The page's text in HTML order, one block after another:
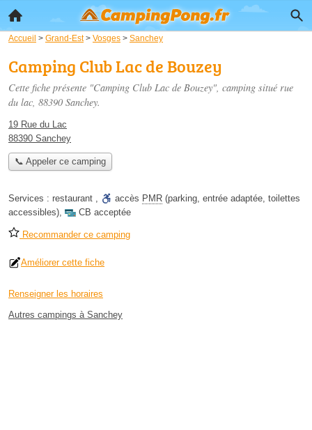
Accueil > Grand-Est> Vosges > Sanchey
Camping Club Lac de Bouzey
Cette fiche présente "Camping Club Lac de Bouzey", camping situé rue
du lac, 88390 Sanchey.
19 Rue du Lac
88390 Sanchey
📞 Appeler ce camping
Services : restaurant , accès PMR (parking, entrée adaptée, toilettes
accessibles), CB acceptée
Recommander ce camping
Améliorer cette fiche
Renseigner les horaires
Autres campings à Sanchey